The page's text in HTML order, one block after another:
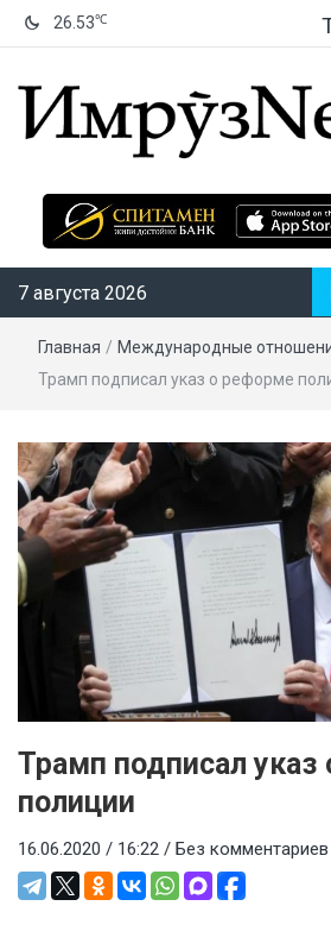
26.53℃
7 августа 2026
Главная / Международные
Трамп подписал указ о реформе
Трамп подписал
полиции
16.06.2020 / 16:22 / Без комментариев